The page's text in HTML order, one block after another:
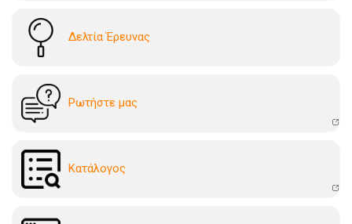
Δελτία Έρευνας
Ρωτήστε μας
Kατάλογoς